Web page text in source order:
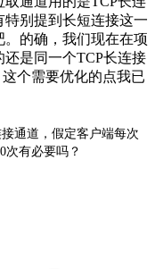
别提到长短连接这一
的确，我们现在在项
是同一个TCP长连接
这个需要优化的点我已
通道，假定客户端每次
次有必要吗？